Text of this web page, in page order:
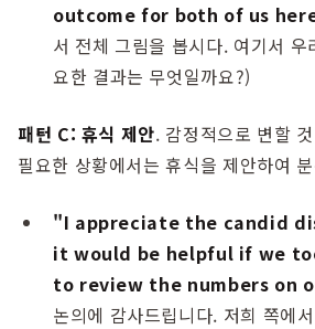
outcome for both of us
서 전체 그림을 봅시다. 여기서 우
요한 결과는 무엇일까요?)
패턴 C: 휴식 제안. 감정적으로 변할
필요한 상황에서는 휴식을 제안하여
"I appreciate the candid
it would be helpful if we
to review the numbers on
논의에 감사드립니다. 저희 쪽에